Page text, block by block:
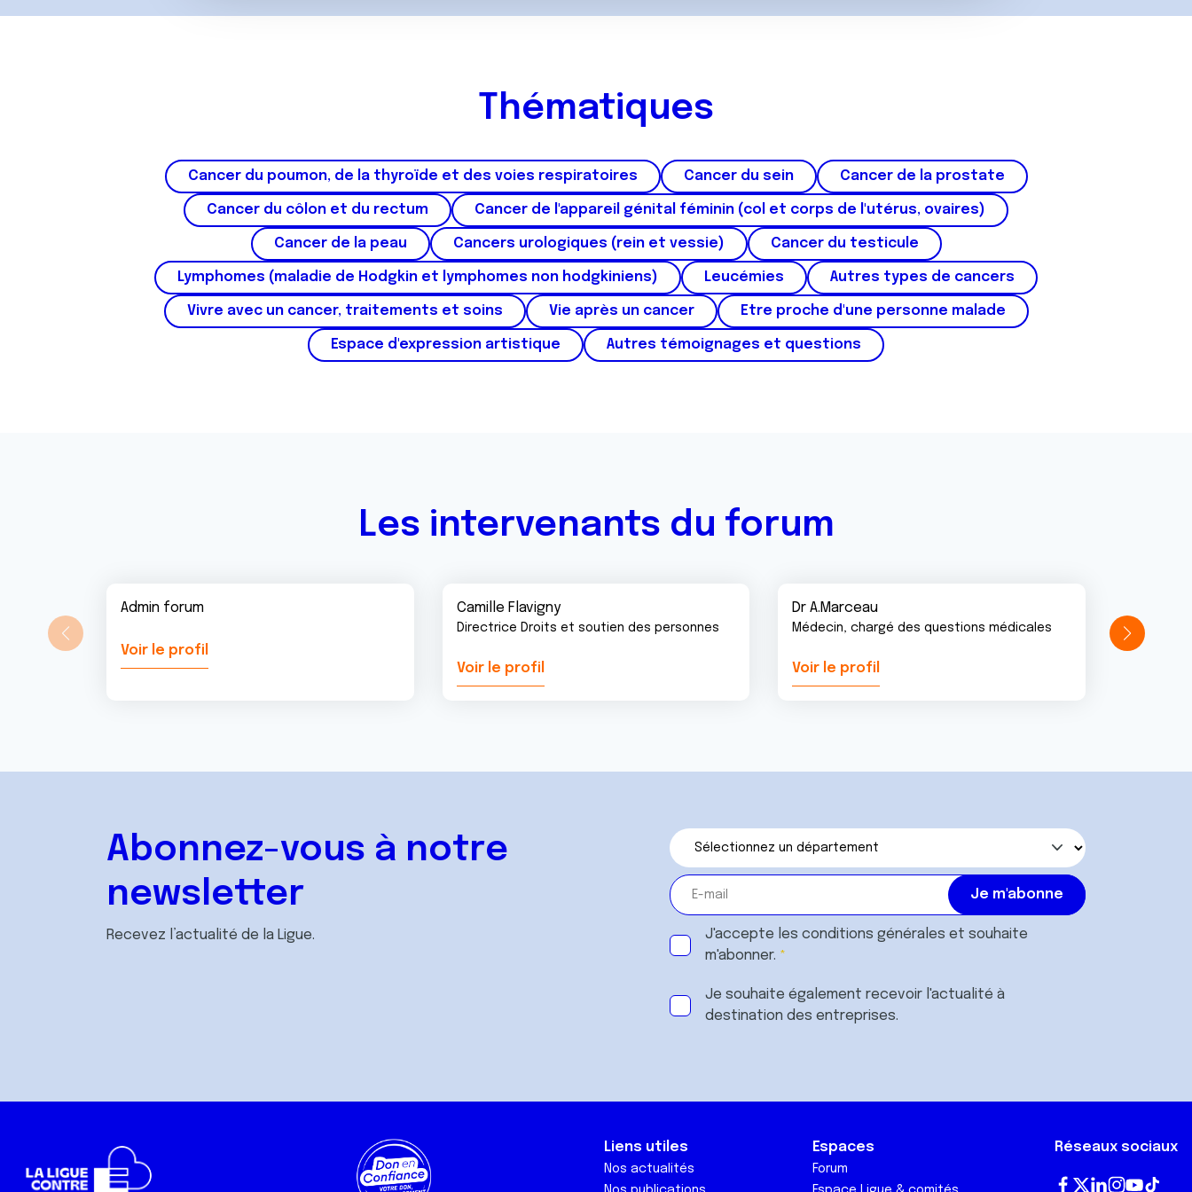
m
e
Thématiques
Cancer du poumon, de la thyroïde et des voies respiratoires Cancer du sein Cancer de la prostate
Cancer du côlon et du rectum Cancer de l'appareil génital féminin (col et corps de l'utérus, ovaires)
Cancer de la peau Cancers urologiques (rein et vessie) Cancer du testicule
Lymphomes (maladie de Hodgkin et lymphomes non hodgkiniens) Leucémies Autres types de cancers
Vivre avec un cancer, traitements et soins Vie après un cancer Etre proche d'une personne malade
Espace d'expression artistique Autres témoignages et questions
Les intervenants du forum
Admin forum
Voir le profil
Camille Flavigny
Directrice Droits et soutien des personnes
Voir le profil
Dr A.Marceau
Médecin, chargé des questions médicales
Voir le profil
Abonnez-vous à notre
newsletter
Recevez l’actualité de la Ligue. J'accepte les conditions générales et souhaite
m'abonner.
Je souhaite également recevoir l'actualité à
destination des entreprises.
Liens utiles
Nos actualités
Espaces
Forum
Réseaux sociaux